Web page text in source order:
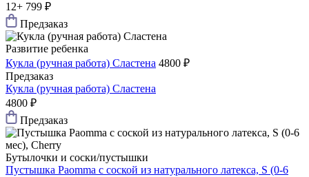
12+ 799 ₽
Предзаказ
Развитие ребенка
Кукла (ручная работа) Сластена 4800 ₽
Предзаказ
Кукла (ручная работа) Сластена
4800 ₽
Предзаказ
Бутылочки и соски/пустышки
Пустышка Paomma с соской из натурального латекса, S (0-6